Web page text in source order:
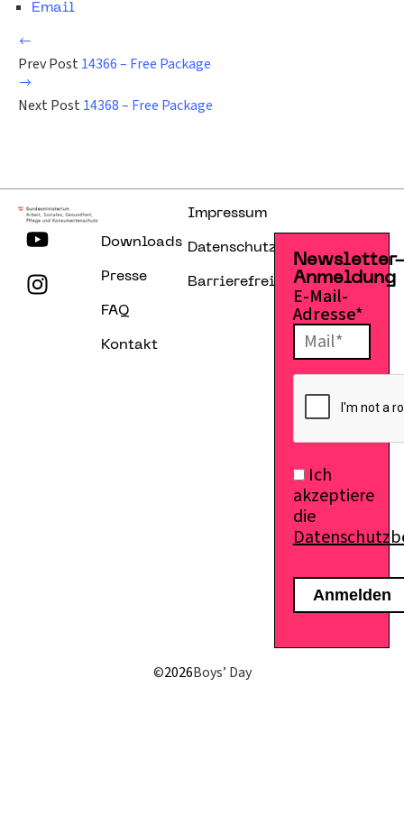
Email
Prev Post 14366 – Free Package
Next Post 14368 – Free Package
Downloads
Presse
FAQ
Kontakt
Impressum
Datenschutzerklärung
Barrierefreiheitserklärung
Anmeldung
E-Mail-
Adresse*
Ich
akzeptiere
die
©2026Boys’ Day